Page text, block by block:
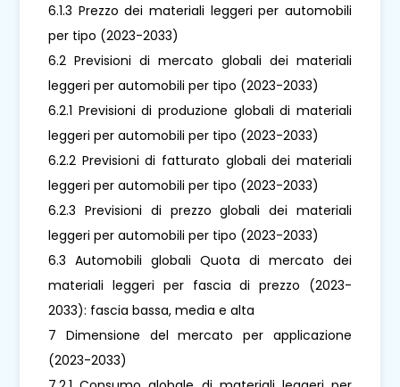
6.1.3 Prezzo dei materiali leggeri per automobili
per tipo (2023-2033)
6.2 Previsioni di mercato globali dei materiali
leggeri per automobili per tipo (2023-2033)
6.2.1 Previsioni di produzione globali di materiali
leggeri per automobili per tipo (2023-2033)
6.2.2 Previsioni di fatturato globali dei materiali
leggeri per automobili per tipo (2023-2033)
6.2.3 Previsioni di prezzo globali dei materiali
leggeri per automobili per tipo (2023-2033)
6.3 Automobili globali Quota di mercato dei
materiali leggeri per fascia di prezzo (2023-
2033): fascia bassa, media e alta
7 Dimensione del mercato per applicazione
(2023-2033)